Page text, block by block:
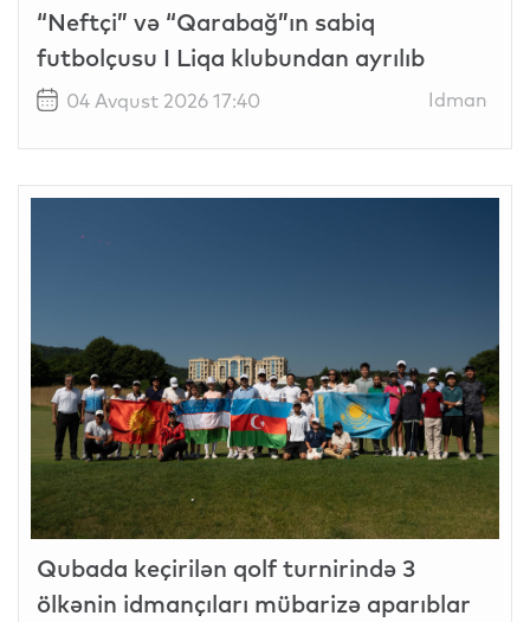
“Neftçi” və “Qarabağ”ın sabiq
futbolçusu I Liqa klubundan ayrılıb
04 Avqust 2026 17:40 Idman
Qubada keçirilən qolf turnirində 3
ölkənin idmançıları mübarizə aparıblar